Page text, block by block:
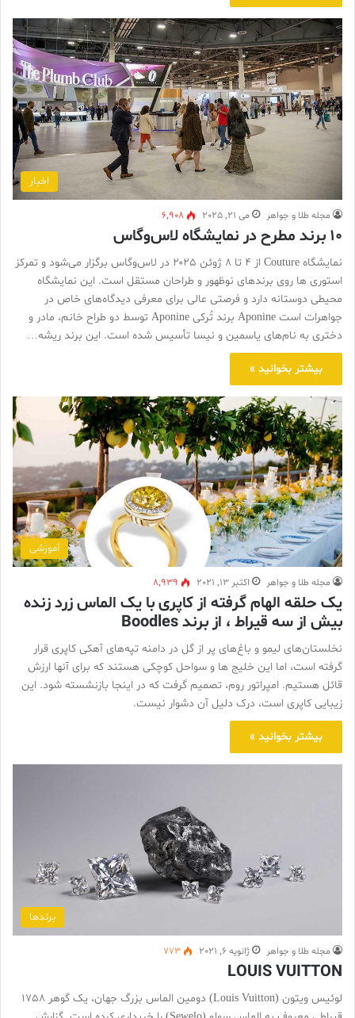
اخبار
مجله طلا و جواهر می 21, 2025 6,908
10 برند مطرح در نمایشگاه لاس‌وگاس
نمایشگاه Couture از ۴ تا ۸ ژوئن ۲۰۲۵ در لاس‌وگاس برگزار می‌شود و تمرکز
استوری ها روی برندهای نوظهور و طراحان مستقل است. این نمایشگاه
محیطی دوستانه دارد و فرصتی عالی برای معرفی دیدگاه‌های خاص در
جواهرات است Aponine برند تُرکی Aponine توسط دو طراح خانم، مادر و
دختری به نام‌های یاسمین و نیسا تأسیس شده است. این برند ریشه…
بیشتر بخوانید »
آموزشی
مجله طلا و جواهر اکتبر 13, 2021 8,939
یک حلقه الهام گرفته از کاپری با یک الماس زرد زنده
بیش از سه قیراط ، از برند Boodles
نخلستان‌های لیمو و باغ‌های پر از گل در دامنه تپه‌های آهکی کاپری قرار
گرفته است، اما این خلیج ها و سواحل کوچکی هستند که برای آنها ارزش
قائل هستیم. امپراتور روم، تصمیم گرفت که در اینجا بازنشسته شود. این
زیبایی کاپری است، درک دلیل آن دشوار نیست.
بیشتر بخوانید »
برندها
مجله طلا و جواهر ژانویه 6, 2021 773
LOUIS VUITTON
لوئیس ویتون (Louis Vuitton) دومین الماس بزرگ جهان، یک گوهر 1758